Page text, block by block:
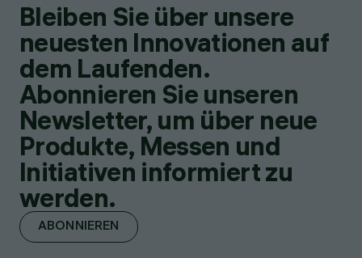
Bleiben Sie über unsere
neuesten Innovationen auf
dem Laufenden.
Abonnieren Sie unseren
Newsletter, um über neue
Produkte, Messen und
Initiativen informiert zu
werden.
ABONNIEREN